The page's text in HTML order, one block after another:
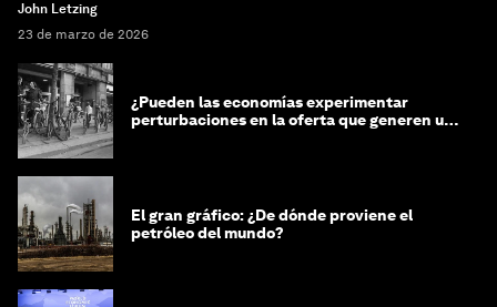
John Letzing
23 de marzo de 2026
¿Pueden las economías experimentar
perturbaciones en la oferta que generen un
El gran gráfico: ¿De dónde proviene el
petróleo del mundo?